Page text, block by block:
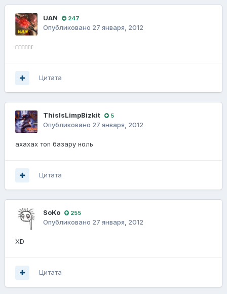
UAN 247
Опубликовано 27 января, 2012
гггггг
Цитата
ThisIsLimpBizkit 5
Опубликовано 27 января, 2012
ахахах топ базару ноль
Цитата
SoKo 255
Опубликовано 27 января, 2012
XD
Цитата